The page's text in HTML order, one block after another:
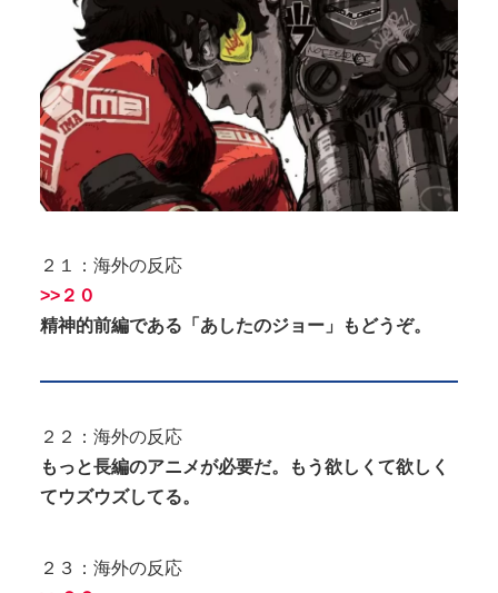
２１：海外の反応
>>２０
精神的前編である「あしたのジョー」もどうぞ。
２２：海外の反応
もっと長編のアニメが必要だ。もう欲しくて欲しく
てウズウズしてる。
２３：海外の反応